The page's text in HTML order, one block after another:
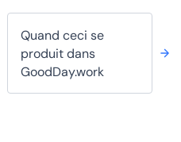
Quand ceci se
produit dans
GoodDay.work